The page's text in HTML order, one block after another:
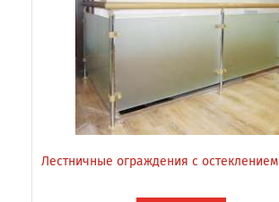
Лестничные ограждения с остеклением